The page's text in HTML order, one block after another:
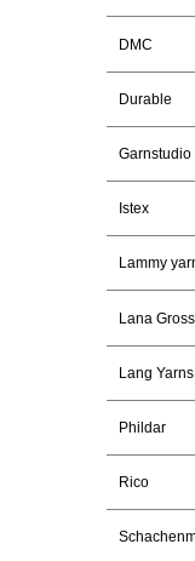
DMC
Durable
Garnstudio
Istex
Lammy
Lana
Lang Yarns
Phildar
Rico
Magnolia
Snelle levering
pakket Ga er
van maken